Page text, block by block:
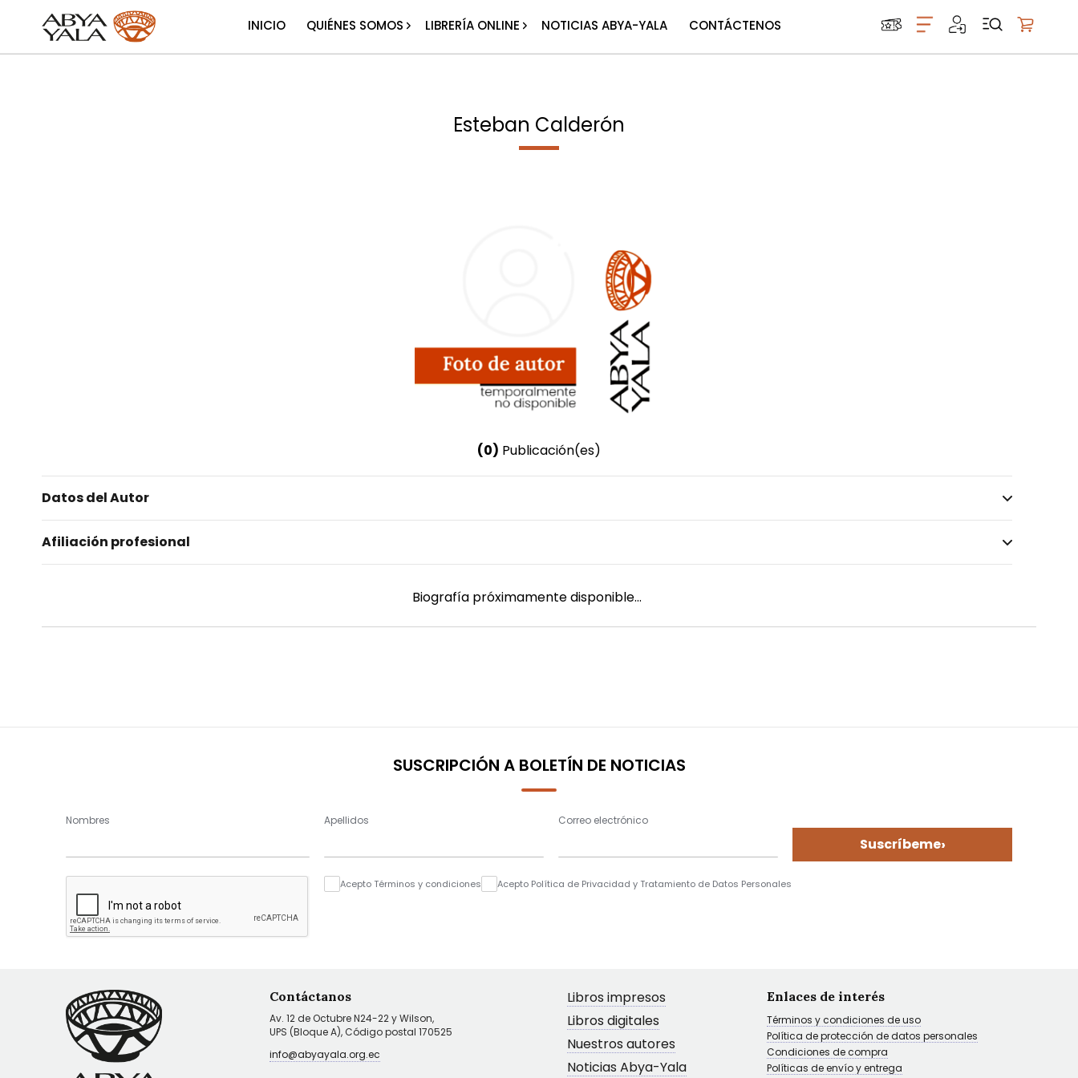
INICIO QUIÉNES SOMOS LIBRERÍA ONLINE NOTICIAS ABYA-YALA CONTÁCTENOS
Esteban Calderón
(0) Publicación(es)
Datos del Autor
Masculino
Afiliación profesional
Biografía próximamente disponible...
SUSCRIPCIÓN A BOLETÍN DE NOTICIAS
Nombres Apellidos Correo electrónico
Suscríbeme›
Acepto Términos y condiciones Acepto Política de Privacidad y Tratamiento de Datos Personales
Contáctanos
Av. 12 de Octubre N24-22 y Wilson,
UPS (Bloque A), Código postal 170525
info@abyayala.org.ec
Libros impresos
Libros digitales
Nuestros autores
Noticias Abya-Yala
Enlaces de interés
Términos y condiciones de uso
Política de protección de datos personales
Condiciones de compra
Políticas de envío y entrega